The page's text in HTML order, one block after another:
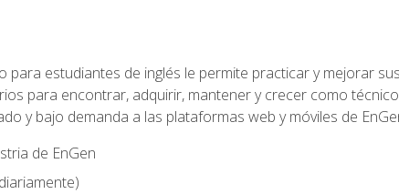
estudiantes de inglés le permite practicar y mejorar
para encontrar, adquirir, mantener y crecer como
y bajo demanda a las plataformas web y móviles de
de EnGen